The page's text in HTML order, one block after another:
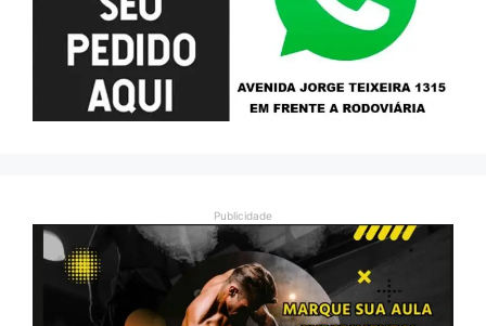
Publicidade